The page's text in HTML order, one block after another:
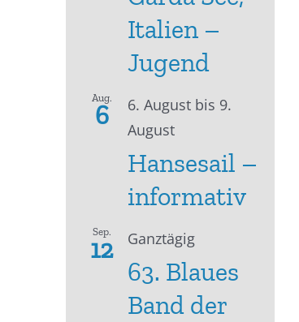
Italien –
Jugend
Aug.
6 6. August bis 9.
August
Hansesail –
informativ
Sep.
12 Ganztägig
63. Blaues
Band der